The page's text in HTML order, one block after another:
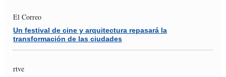
El Correo
Un festival de cine y arquitectura repasará la
transformación de las ciudades
rtve